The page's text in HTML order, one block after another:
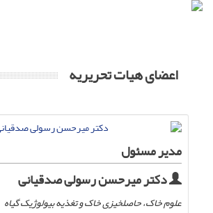
اعضای هیات تحریریه
مدیر مسئول
دکتر میرحسن رسولی ‌صدقیانی
علوم خاک، حاصلخیزی خاک و تغذیه بیولوژیک گیاه